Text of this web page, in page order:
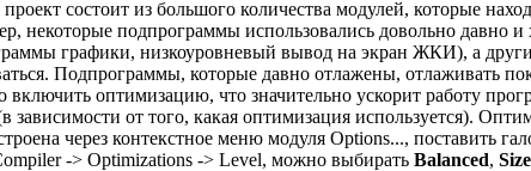
состоит из большого количества модулей, которые
некоторые подпрограммы использовались довольно давно
графики, низкоуровневый вывод на экран ЖКИ), а
Подпрограммы, которые давно отлажены, отлаживать
включить оптимизацию, что значительно ускорит работу
зависимости от того, какая оптимизация используется).
через контекстное меню модуля Options..., поставить
-> Optimizations -> Level, можно выбирать Balanced, Size